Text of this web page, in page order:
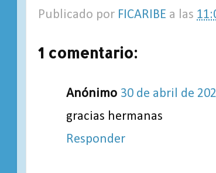
Publicado por FICARIBE a las
1 comentario:
Anónimo 30 de abril de
gracias hermanas
Responder